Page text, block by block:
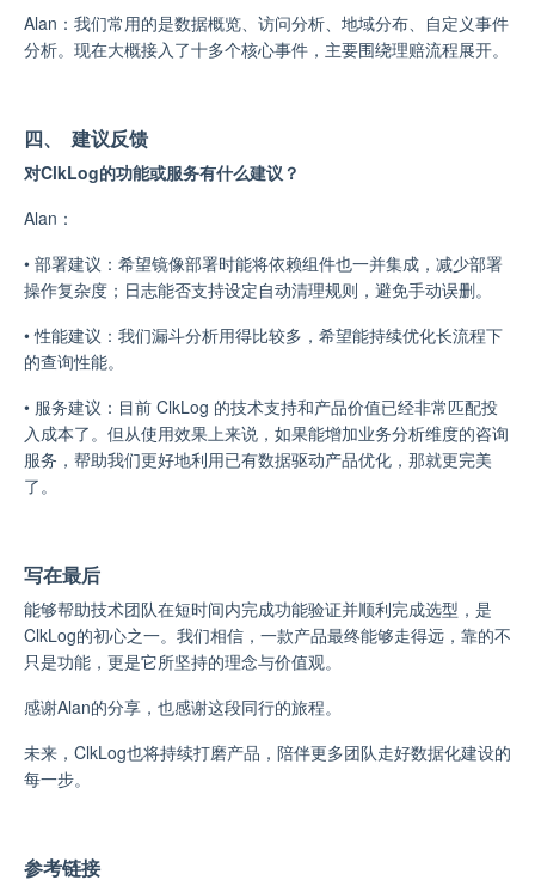
Alan：我们常用的是数据概览、访问分析、地域分布、自定义事件
分析。现在大概接入了十多个核心事件，主要围绕理赔流程展开。
四、 建议反馈
对ClkLog的功能或服务有什么建议？
Alan：
• 部署建议：希望镜像部署时能将依赖组件也一并集成，减少部署
操作复杂度；日志能否支持设定自动清理规则，避免手动误删。
• 性能建议：我们漏斗分析用得比较多，希望能持续优化长流程下
的查询性能。
• 服务建议：目前 ClkLog 的技术支持和产品价值已经非常匹配投
入成本了。但从使用效果上来说，如果能增加业务分析维度的咨询
服务，帮助我们更好地利用已有数据驱动产品优化，那就更完美
了。
写在最后
能够帮助技术团队在短时间内完成功能验证并顺利完成选型，是
ClkLog的初心之一。我们相信，一款产品最终能够走得远，靠的不
只是功能，更是它所坚持的理念与价值观。
感谢Alan的分享，也感谢这段同行的旅程。
未来，ClkLog也将持续打磨产品，陪伴更多团队走好数据化建设的
每一步。
参考链接